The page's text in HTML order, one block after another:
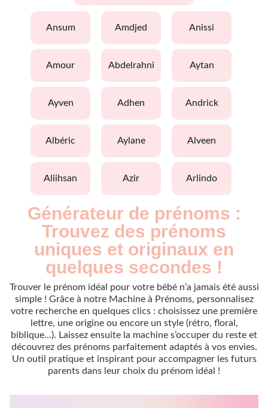
ansum amdjed anissi
amour abdelrahni aytan
ayven adhen andrick
albéric aylane alveen
aliihsan azir arlindo
Générateur de prénoms :
Trouvez des prénoms
uniques et originaux en
quelques secondes !
Trouver le prénom idéal pour votre bébé n’a jamais été aussi
simple ! Grâce à notre Machine à Prénoms, personnalisez
votre recherche en quelques clics : choisissez une première
lettre, une origine ou encore un style (rétro, floral,
biblique…). Laissez ensuite la machine s’occuper du reste et
découvrez des prénoms parfaitement adaptés à vos envies.
Un outil pratique et inspirant pour accompagner les futurs
parents dans leur choix du prénom idéal !